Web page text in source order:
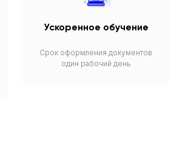
Ускоренное обучение
Срок оформления документов
один рабочий день